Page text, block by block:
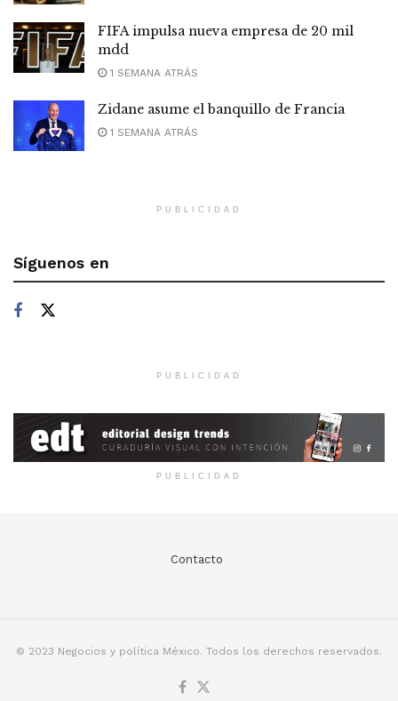
FIFA impulsa nueva empresa de 20 mil
mdd
1 SEMANA ATRÁS
Zidane asume el banquillo de Francia
1 SEMANA ATRÁS
PUBLICIDAD
Síguenos en
PUBLICIDAD
PUBLICIDAD
Contacto
© 2023 Negocios y política México. Todos los derechos reservados.